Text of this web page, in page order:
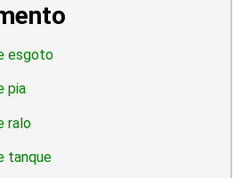
esgoto
pia
ralo
tanque